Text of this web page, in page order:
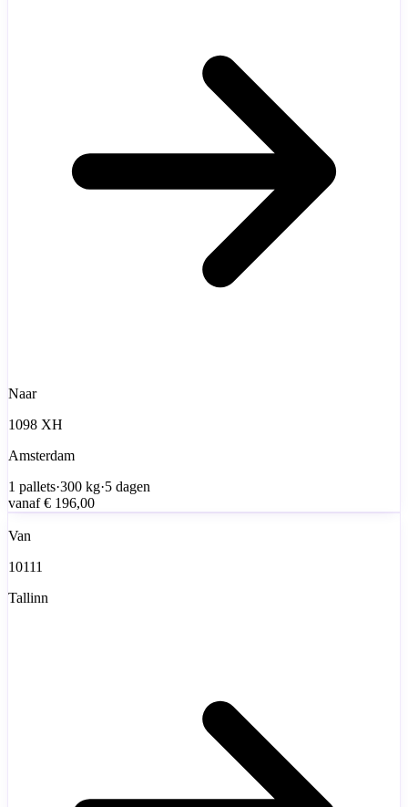
Naar
1098 XH
Amsterdam
1 pallets·300 kg·5 dagen
vanaf€ 196,00
Van
10111
Tallinn